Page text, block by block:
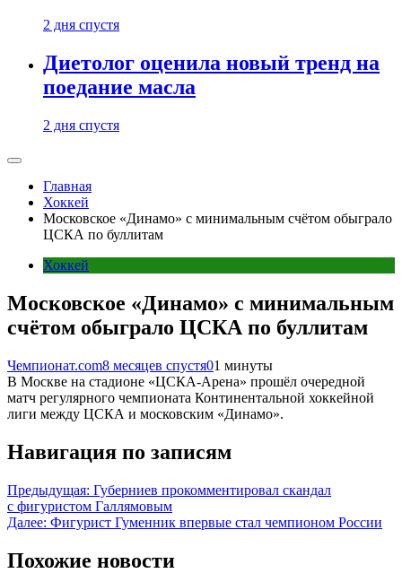
2 дня спустя
Диетолог оценила новый тренд на
поедание масла
2 дня спустя
Главная
Хоккей
Московское «Динамо» с минимальным счётом обыграло
ЦСКА по буллитам
Хоккей
Московское «Динамо» с минимальным
счётом обыграло ЦСКА по буллитам
Чемпионат.com8 месяцев спустя01 минуты
В Москве на стадионе «ЦСКА-Арена» прошёл очередной
матч регулярного чемпионата Континентальной хоккейной
лиги между ЦСКА и московским «Динамо».
Навигация по записям
Предыдущая: Губерниев прокомментировал скандал
с фигуристом Галлямовым
Далее: Фигурист Гуменник впервые стал чемпионом России
Похожие новости